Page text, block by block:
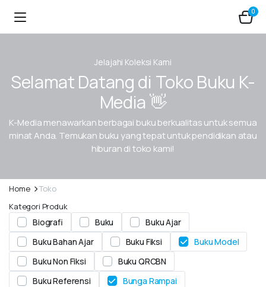
0
Jelajahi Koleksi Kami
Selamat Datang di Toko Buku K-
Media 👋
K-Media menawarkan berbagai buku berkualitas untuk semua
minat Anda. Temukan buku yang tepat untuk pendidikan atau
hiburan di toko kami!
Home
Toko
Kategori Produk
Biografi Buku
Buku Ajar
Buku Bahan Ajar
Buku Fiksi
Buku Model
Buku Non Fiksi
Buku QRCBN
Buku Referensi
Bunga Rampai